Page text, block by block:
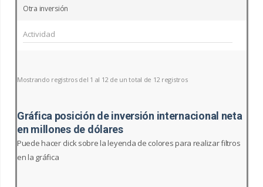
Otra inversión
Mostrando registros del 1 al 12 de un total de 12 registros
Gráfica posición de inversión internacional neta
en millones de dólares
Puede hacer click sobre la leyenda de colores para realizar filtros
en la gráfica